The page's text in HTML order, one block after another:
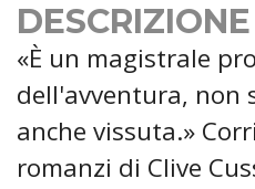
«È un magistrale
dell'avventura, non
anche vissuta.»
romanzi di Clive